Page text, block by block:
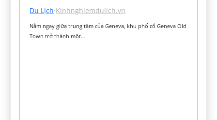
Du Lịch·Kinhnghiemdulich.vn
Nằm ngay giữa trung tâm của Geneva, khu phố cổ Geneva Old
Town trở thành một…